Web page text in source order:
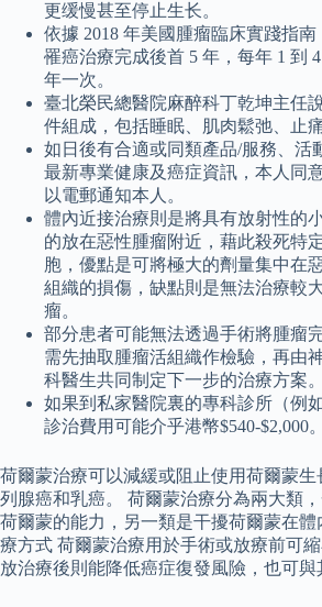
更缓慢甚至停止生长。
依據 2018 年美國腫瘤臨床實踐指南
罹癌治療完成後首 5 年，每年 1 到
年一次。
臺北榮民總醫院麻醉科丁乾坤主任
件組成，包括睡眠、肌肉鬆弛、止痛
如日後有合適或同類產品/服務、活
最新專業健康及癌症資訊，本人同
以電郵通知本人。
體內近接治療則是將具有放射性的
的放在惡性腫瘤附近，藉此殺死特
胞，優點是可將極大的劑量集中在
組織的損傷，缺點則是無法治療較
瘤。
部分患者可能無法透過手術將腫瘤
需先抽取腫瘤活組織作檢驗，再由
科醫生共同制定下一步的治療方案。
如果到私家醫院裏的專科診所（例
診治費用可能介乎港幣$540-$2,000。
荷爾蒙治療可以減緩或阻止使用荷爾蒙
列腺癌和乳癌。 荷爾蒙治療分為兩大類
荷爾蒙的能力，另一類是干擾荷爾蒙在
療方式 荷爾蒙治療用於手術或放療前可
放治療後則能降低癌症復發風險，也可與